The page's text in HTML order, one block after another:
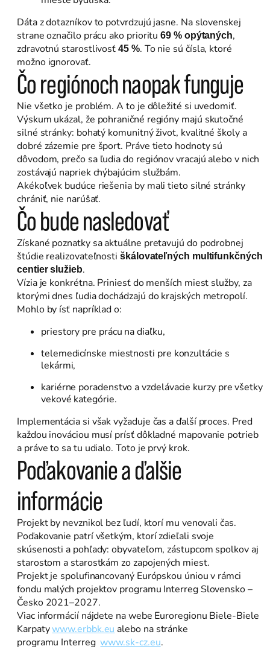
Dáta z dotazníkov to potvrdzujú jasne. Na slovenskej
strane označilo prácu ako prioritu69 % opýtaných,
zdravotnú starostlivosť45 %. To nie sú čísla, ktoré
možno ignorovať.
Čo regiónoch naopak funguje
Nie všetko je problém. A to je dôležité si uvedomiť.
Výskum ukázal, že pohraničné regióny majú skutočné
silné stránky: bohatý komunitný život, kvalitné školy a
dobré zázemie pre šport. Práve tieto hodnoty sú
dôvodom, prečo sa ľudia do regiónov vracajú alebo v nich
zostávajú napriek chýbajúcim službám.
Akékoľvek budúce riešenia by mali tieto silné stránky
chrániť, nie narúšať.
Čo bude nasledovať
Získané poznatky sa aktuálne pretavujú do podrobnej
štúdie realizovateľnosti škálovateľných multifunkčných
centier služieb.
Vízia je konkrétna. Priniesť do menších miest služby, za
ktorými dnes ľudia dochádzajú do krajských metropolí.
Mohlo by ísť napríklad o:
priestory pre prácu na diaľku,
telemedicínske miestnosti pre konzultácie s
lekármi,
kariérne poradenstvo a vzdelávacie kurzy pre všetky
vekové kategórie.
Implementácia si však vyžaduje čas a ďalší proces. Pred
každou inováciou musí prísť dôkladné mapovanie potrieb
a práve to sa tu udialo. Toto je prvý krok.
Poďakovanie a ďalšie
informácie
Projekt by nevznikol bez ľudí, ktorí mu venovali čas.
Poďakovanie patrí všetkým, ktorí zdieľali svoje
skúsenosti a pohľady: obyvateľom, zástupcom spolkov aj
starostom a starostkám zo zapojených miest.
Projekt je spolufinancovaný Európskou úniou v rámci
fondu malých projektov programu Interreg Slovensko –
Česko 2021–2027.
Viac informácií nájdete na webe Euroregionu Biele-Biele
Karpatywww.erbbk.eu alebo na stránke
programu Interregwww.sk-cz.eu.